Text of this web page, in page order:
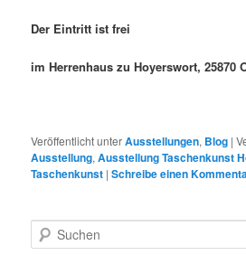
Der Eintritt ist frei
im Herrenhaus zu Hoyerswort, 25870
Veröffentlicht unterAusstellungen, Blog |
Ausstellung,Ausstellung Taschenkunst
Taschenkunst |Schreibe einen
u